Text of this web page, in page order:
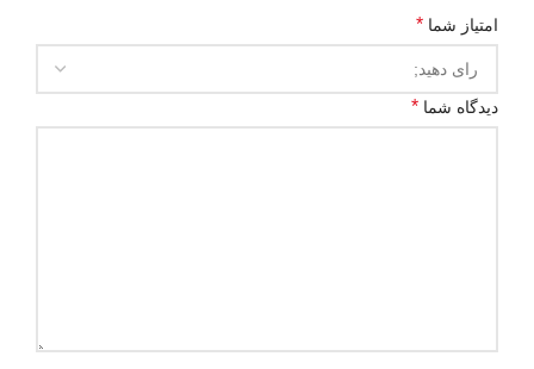
امتیاز شما *
دیدگاه شما *